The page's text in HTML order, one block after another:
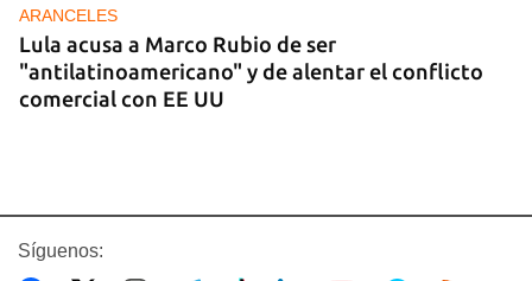
ARANCELES
Lula acusa a Marco Rubio de ser
"antilatinoamericano" y de alentar el conflicto
comercial con EE UU
Síguenos: